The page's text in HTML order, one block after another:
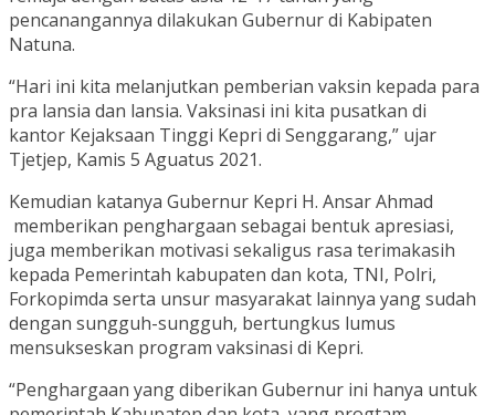
pencanangannya dilakukan Gubernur di Kabipaten
Natuna.
“Hari ini kita melanjutkan pemberian vaksin kepada para
pra lansia dan lansia. Vaksinasi ini kita pusatkan di
kantor Kejaksaan Tinggi Kepri di Senggarang,” ujar
Tjetjep, Kamis 5 Aguatus 2021.
Kemudian katanya Gubernur Kepri H. Ansar Ahmad
memberikan penghargaan sebagai bentuk apresiasi,
juga memberikan motivasi sekaligus rasa terimakasih
kepada Pemerintah kabupaten dan kota, TNI, Polri,
Forkopimda serta unsur masyarakat lainnya yang sudah
dengan sungguh-sungguh, bertungkus lumus
mensukseskan program vaksinasi di Kepri.
“Penghargaan yang diberikan Gubernur ini hanya untuk